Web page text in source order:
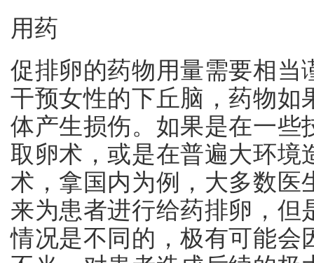
用药
促排卵的药物用量需要相当
干预女性的下丘脑，药物如
体产生损伤。如果是在一些
取卵术，或是在普遍大环境
术，拿国内为例，大多数医
来为患者进行给药排卵，但
情况是不同的，极有可能会